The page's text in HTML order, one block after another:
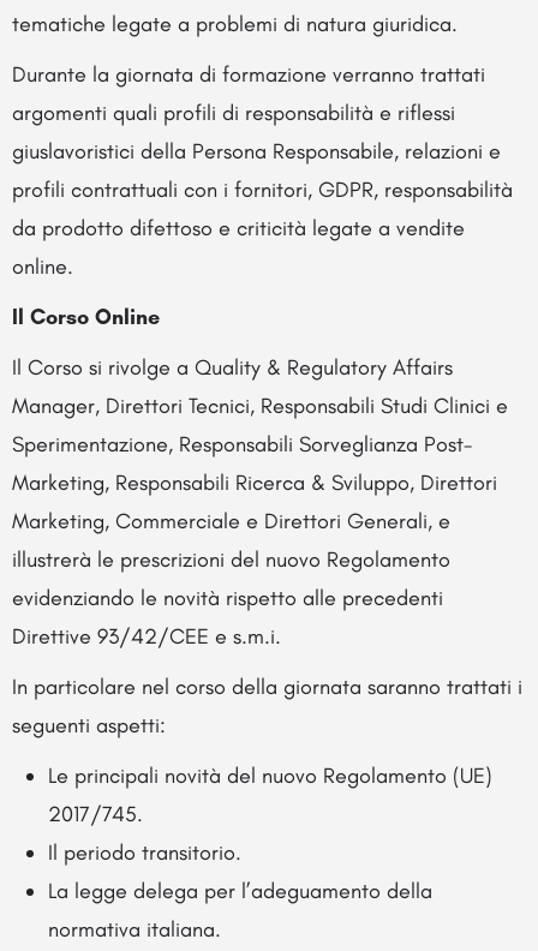
tematiche legate a problemi di natura giuridica.
Durante la giornata di formazione verranno trattati
argomenti quali profili di responsabilità e riflessi
giuslavoristici della Persona Responsabile, relazioni e
profili contrattuali con i fornitori, GDPR, responsabilità
da prodotto difettoso e criticità legate a vendite
online.
Il Corso Online
Il Corso si rivolge a Quality & Regulatory Affairs
Manager, Direttori Tecnici, Responsabili Studi Clinici e
Sperimentazione, Responsabili Sorveglianza Post-
Marketing, Responsabili Ricerca & Sviluppo, Direttori
Marketing, Commerciale e Direttori Generali, e
illustrerà le prescrizioni del nuovo Regolamento
evidenziando le novità rispetto alle precedenti
Direttive 93/42/CEE e s.m.i.
In particolare nel corso della giornata saranno trattati i
seguenti aspetti:
Le principali novità del nuovo Regolamento (UE)
2017/745.
Il periodo transitorio.
La legge delega per l’adeguamento della
normativa italiana.